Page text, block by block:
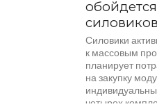
Силовики
к массовым
планирует
на закупку
четырех